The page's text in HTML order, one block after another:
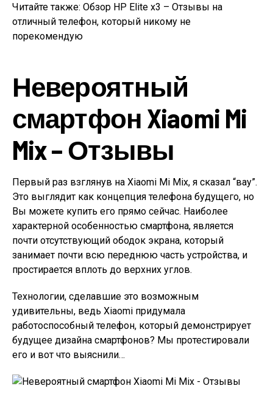
Читайте также: Обзор HP Elite x3 – Отзывы на
отличный телефон, который никому не
порекомендую
Невероятный
смартфон Xiaomi Mi
Mix – Отзывы
Первый раз взглянув на Xiaomi Mi Mix, я сказал “вау”.
Это выглядит как концепция телефона будущего, но
Вы можете купить его прямо сейчас. Наиболее
характерной особенностью смартфона, является
почти отсутствующий ободок экрана, который
занимает почти всю переднюю часть устройства, и
простирается вплоть до верхних углов.
Технологии, сделавшие это возможным
удивительны, ведь Xiaomi придумала
работоспособный телефон, который демонстрирует
будущее дизайна смартфонов? Мы протестировали
его и вот что выяснили…